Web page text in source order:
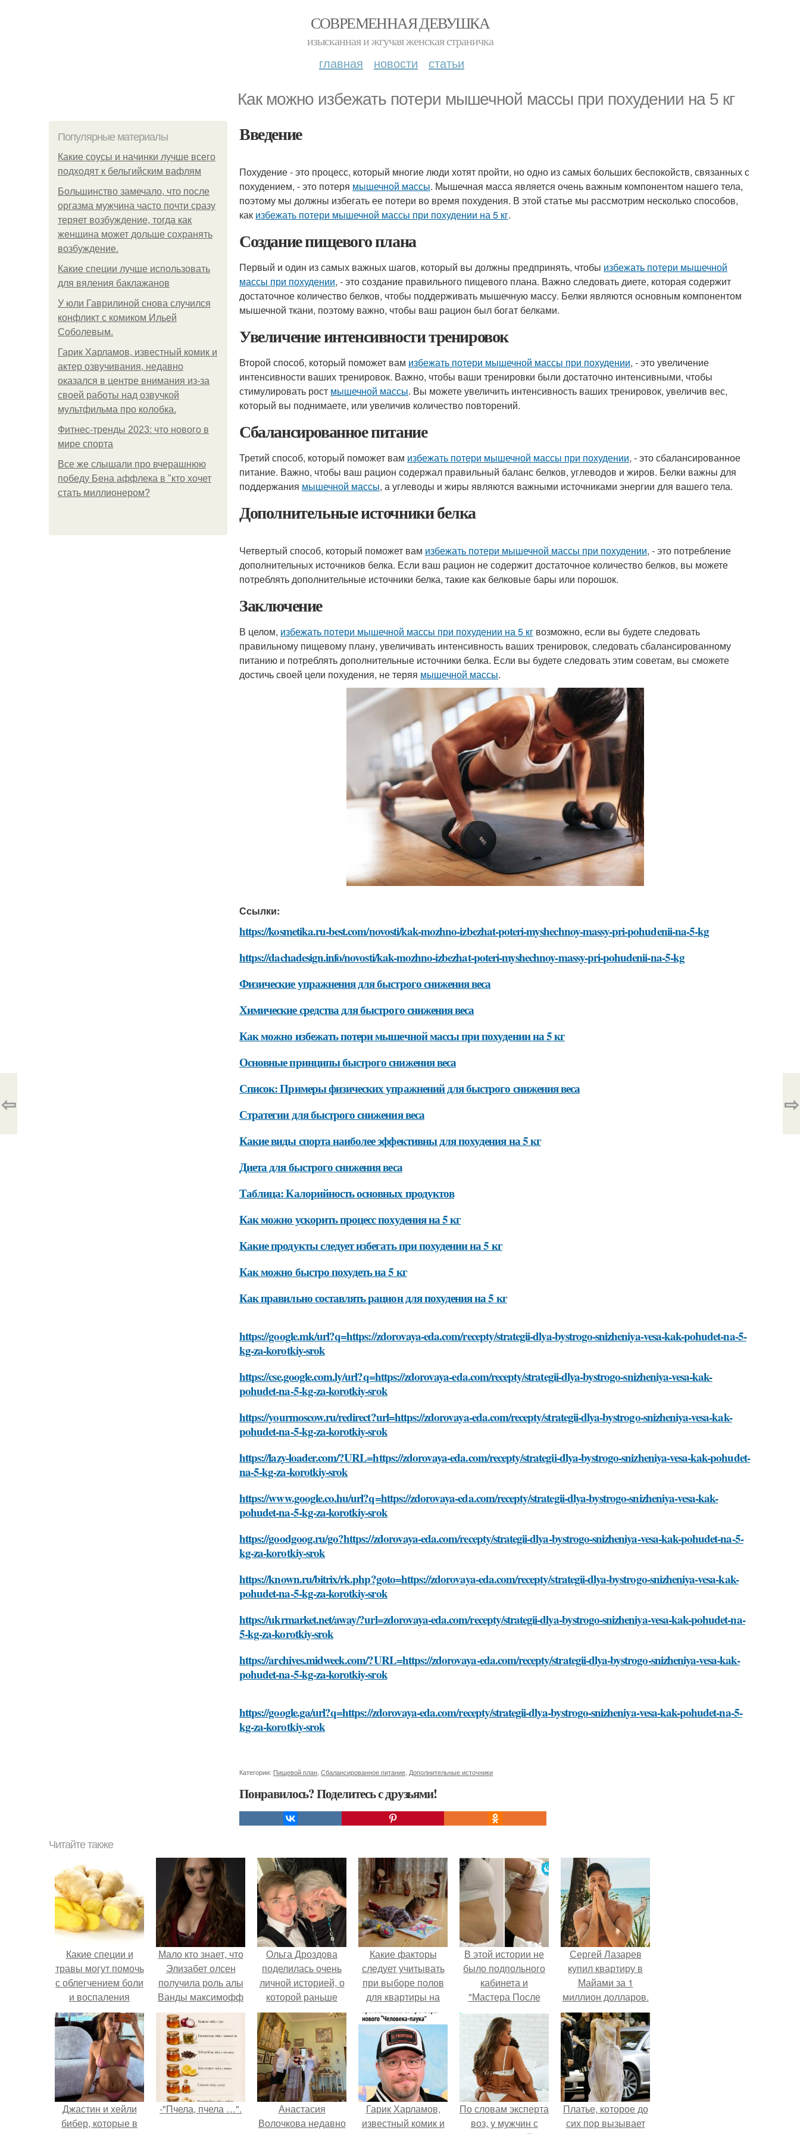
СОВРЕМЕННАЯ ДЕВУШКА
изысканная и жгучая женская страничка
главная новости статьи
Как можно избежать потери мышечной массы при похудении на 5 кг
Популярные материалы
Какие соусы и начинки лучше всего
подходят к бельгийским вафлям
Большинство замечало, что после
оргазма мужчина часто почти сразу
теряет возбуждение, тогда как
женщина может дольше сохранять
возбуждение.
Какие специи лучше использовать
для вяления баклажанов
У юли Гаврилиной снова случился
конфликт с комиком Ильей
Соболевым.
Гарик Харламов, известный комик и
актер озвучивания, недавно
оказался в центре внимания из-за
своей работы над озвучкой
мультфильма про колобка.
Фитнес-тренды 2023: что нового в
мире спорта
Все же слышали про вчерашнюю
победу Бена аффлека в "кто хочет
стать миллионером?
Введение
Похудение - это процесс, который многие люди хотят пройти, но одно из самых больших беспокойств, связанных с
похудением, - это потеря мышечной массы. Мышечная масса является очень важным компонентом нашего тела,
поэтому мы должны избегать ее потери во время похудения. В этой статье мы рассмотрим несколько способов,
как избежать потери мышечной массы при похудении на 5 кг.
Создание пищевого плана
Первый и один из самых важных шагов, который вы должны предпринять, чтобы избежать потери мышечной
массы при похудении, - это создание правильного пищевого плана. Важно следовать диете, которая содержит
достаточное количество белков, чтобы поддерживать мышечную массу. Белки являются основным компонентом
мышечной ткани, поэтому важно, чтобы ваш рацион был богат белками.
Увеличение интенсивности тренировок
Второй способ, который поможет вам избежать потери мышечной массы при похудении, - это увеличение
интенсивности ваших тренировок. Важно, чтобы ваши тренировки были достаточно интенсивными, чтобы
стимулировать рост мышечной массы. Вы можете увеличить интенсивность ваших тренировок, увеличив вес,
который вы поднимаете, или увеличив количество повторений.
Сбалансированное питание
Третий способ, который поможет вам избежать потери мышечной массы при похудении, - это сбалансированное
питание. Важно, чтобы ваш рацион содержал правильный баланс белков, углеводов и жиров. Белки важны для
поддержания мышечной массы, а углеводы и жиры являются важными источниками энергии для вашего тела.
Дополнительные источники белка
Четвертый способ, который поможет вам избежать потери мышечной массы при похудении, - это потребление
дополнительных источников белка. Если ваш рацион не содержит достаточное количество белков, вы можете
потреблять дополнительные источники белка, такие как белковые бары или порошок.
Заключение
В целом, избежать потери мышечной массы при похудении на 5 кг возможно, если вы будете следовать
правильному пищевому плану, увеличивать интенсивность ваших тренировок, следовать сбалансированному
питанию и потреблять дополнительные источники белка. Если вы будете следовать этим советам, вы сможете
достичь своей цели похудения, не теряя мышечной массы.
Ссылки:
https://kosmetika.ru-best.com/novosti/kak-mozhno-izbezhat-poteri-myshechnoy-massy-pri-pohudenii-na-5-kg
https://dachadesign.info/novosti/kak-mozhno-izbezhat-poteri-myshechnoy-massy-pri-pohudenii-na-5-kg
Физические упражнения для быстрого снижения веса
Химические средства для быстрого снижения веса
Как можно избежать потери мышечной массы при похудении на 5 кг
Основные принципы быстрого снижения веса
Список: Примеры физических упражнений для быстрого снижения веса
Стратегии для быстрого снижения веса
Какие виды спорта наиболее эффективны для похудения на 5 кг
Диета для быстрого снижения веса
Таблица: Калорийность основных продуктов
Как можно ускорить процесс похудения на 5 кг
Какие продукты следует избегать при похудении на 5 кг
Как можно быстро похудеть на 5 кг
Как правильно составлять рацион для похудения на 5 кг
https://google.mk/url?q=https://zdorovaya-eda.com/recepty/strategii-dlya-bystrogo-snizheniya-vesa-kak-pohudet-na-5-
kg-za-korotkiy-srok
https://cse.google.com.ly/url?q=https://zdorovaya-eda.com/recepty/strategii-dlya-bystrogo-snizheniya-vesa-kak-
pohudet-na-5-kg-za-korotkiy-srok
https://yourmoscow.ru/redirect?url=https://zdorovaya-eda.com/recepty/strategii-dlya-bystrogo-snizheniya-vesa-kak-
pohudet-na-5-kg-za-korotkiy-srok
https://lazy-loader.com/?URL=https://zdorovaya-eda.com/recepty/strategii-dlya-bystrogo-snizheniya-vesa-kak-pohudet-
na-5-kg-za-korotkiy-srok
https://www.google.co.hu/url?q=https://zdorovaya-eda.com/recepty/strategii-dlya-bystrogo-snizheniya-vesa-kak-
pohudet-na-5-kg-za-korotkiy-srok
https://goodgoog.ru/go?https://zdorovaya-eda.com/recepty/strategii-dlya-bystrogo-snizheniya-vesa-kak-pohudet-na-5-
kg-za-korotkiy-srok
https://known.ru/bitrix/rk.php?goto=https://zdorovaya-eda.com/recepty/strategii-dlya-bystrogo-snizheniya-vesa-kak-
pohudet-na-5-kg-za-korotkiy-srok
https://ukrmarket.net/away/?url=zdorovaya-eda.com/recepty/strategii-dlya-bystrogo-snizheniya-vesa-kak-pohudet-na-
5-kg-za-korotkiy-srok
https://archives.midweek.com/?URL=https://zdorovaya-eda.com/recepty/strategii-dlya-bystrogo-snizheniya-vesa-kak-
pohudet-na-5-kg-za-korotkiy-srok
https://google.ga/url?q=https://zdorovaya-eda.com/recepty/strategii-dlya-bystrogo-snizheniya-vesa-kak-pohudet-na-5-
kg-za-korotkiy-srok
Категории: Пищевой план Сбалансированное питание Дополнительные источники
Понравилось? Поделитесь с друзьями!
⇦ ⇨
Читайте также
Какие специи и
травы могут помочь
с облегчением боли
и воспаления
Мало кто знает, что
Элизабет олсен
получила роль алы
Ванды максимофф
не сразу.
Ольга Дроздова
поделилась очень
личной историей, о
которой раньше
почти не говорила.
Какие факторы
следует учитывать
при выборе полов
для квартиры на
первом этаже
В этой истории не
было подпольного
кабинета и
"Мастера После
Двухнедельных
Курсов".
Сергей Лазарев
купил квартиру в
Майами за 1
миллион долларов.
Джастин и хейли
бибер, которые в
-"Пчела, пчела …".
Анастасия
Волочкова недавно
Гарик Харламов,
известный комик и
По словам эксперта
воз, у мужчин с
Платье, которое до
сих пор вызывает